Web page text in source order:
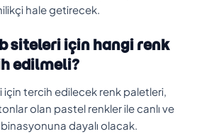
hale getirecek.
siteleri için hangi renk
edilmeli?
tercih edilecek renk paletleri,
tonlar olan pastel renkler ile canlı ve
dayalı olacak.